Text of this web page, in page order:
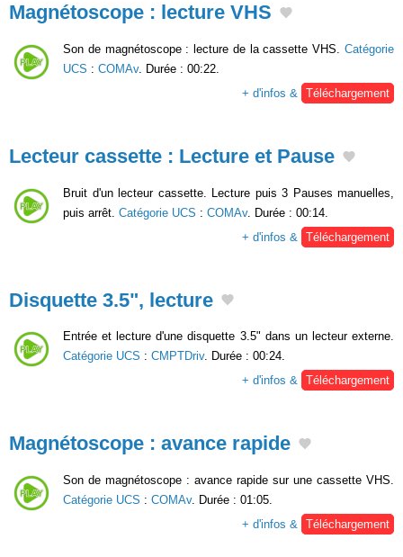
Magnétoscope : lecture VHS
Son de magnétoscope : lecture de la cassette VHS. Catégorie
UCS : COMAv. Durée : 00:22.
+ d'infos &
Téléchargement
Lecteur cassette : Lecture et Pause
Bruit d'un lecteur cassette. Lecture puis 3 Pauses manuelles,
puis arrêt. Catégorie UCS : COMAv. Durée : 00:14.
+ d'infos &
Téléchargement
Disquette 3.5", lecture
Entrée et lecture d'une disquette 3.5" dans un lecteur externe.
Catégorie UCS : CMPTDriv. Durée : 00:24.
+ d'infos & Téléchargement
Magnétoscope : avance rapide
Son de magnétoscope : avance rapide sur une cassette VHS.
Catégorie UCS : COMAv. Durée : 01:05.
+ d'infos &
Téléchargement